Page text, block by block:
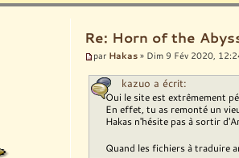
Re: Horn of the
par Hakas » Dim 9 Fév 2020,
kazuo a écrit:
Oui le site est extrêmement
En effet, tu as remonté un
Hakas n'hésite pas à sortir
Quand les fichiers à traduire